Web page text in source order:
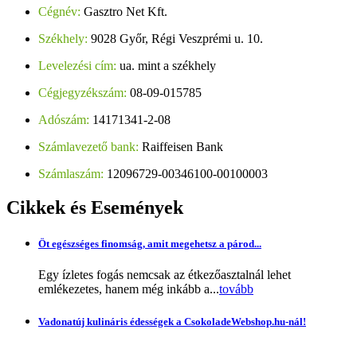
Cégnév: Gasztro Net Kft.
Székhely: 9028 Győr, Régi Veszprémi u. 10.
Levelezési cím: ua. mint a székhely
Cégjegyzékszám: 08-09-015785
Adószám: 14171341-2-08
Számlavezető bank: Raiffeisen Bank
Számlaszám: 12096729-00346100-00100003
Cikkek és Események
Öt egészséges finomság, amit megehetsz a párod...
Egy ízletes fogás nemcsak az étkezőasztalnál lehet
emlékezetes, hanem még inkább a...tovább
Vadonatúj kulináris édességek a CsokoladeWebshop.hu-nál!